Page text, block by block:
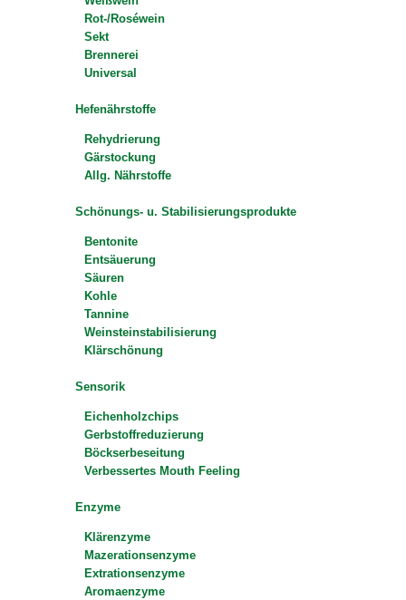
Rot-/Roséwein
Sekt
Brennerei
Universal
Hefenährstoffe
Rehydrierung
Gärstockung
Allg. Nährstoffe
Schönungs- u. Stabilisierungsprodukte
Bentonite
Entsäuerung
Säuren
Kohle
Tannine
Weinsteinstabilisierung
Klärschönung
Sensorik
Eichenholzchips
Gerbstoffreduzierung
Böckserbeseitung
Verbessertes Mouth Feeling
Enzyme
Klärenzyme
Mazerationsenzyme
Extrationsenzyme
Aromaenzyme